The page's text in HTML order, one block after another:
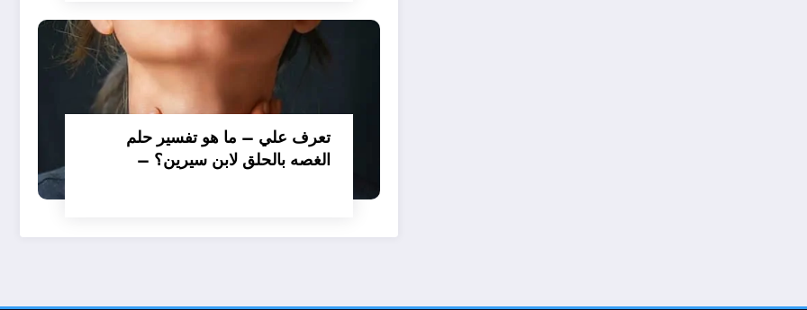
تعرف علي – ما هو تفسير حلم
الغصه بالحلق لابن سيرين؟ –